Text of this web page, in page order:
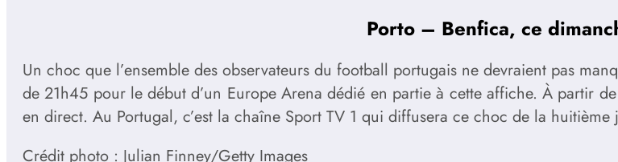
Porto – Benfica, ce
Un choc que l’ensemble des observateurs du football portugais ne devraient pas
de 21h45 pour le début d’un Europe Arena dédié en partie à cette affiche. À partir
en direct. Au Portugal, c’est la chaîne Sport TV 1 qui diffusera ce choc de la
Crédit photo : Julian Finney/Getty Images